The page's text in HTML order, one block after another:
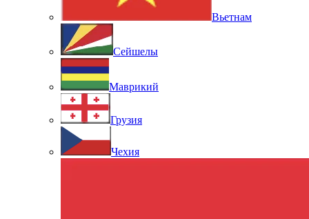
Вьетнам
Сейшелы
Маврикий
Грузия
Чехия